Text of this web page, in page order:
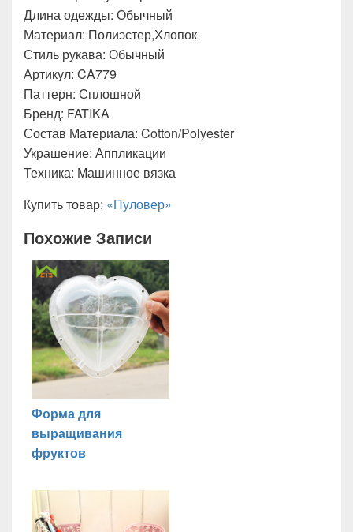
Длина одежды: Обычный
Материал: Полиэстер,Хлопок
Стиль рукава: Обычный
Артикул: CA779
Паттерн: Сплошной
Бренд: FATIKA
Состав Материала: Cotton/Polyester
Украшение: Аппликации
Техника: Машинное вязка
Купить товар: «Пуловер»
Похожие Записи
Форма для
выращивания
фруктов